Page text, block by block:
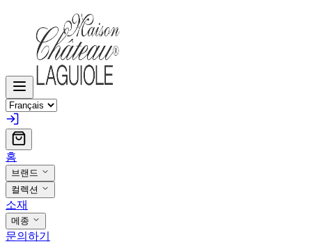
홈
브랜드
컬렉션
소재
메종
문의하기